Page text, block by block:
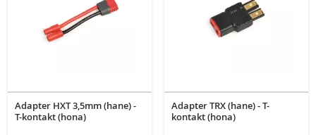
Adapter HXT 3,5mm (hane) -
T-kontakt (hona)
Adapter TRX (hane) - T-
kontakt (hona)